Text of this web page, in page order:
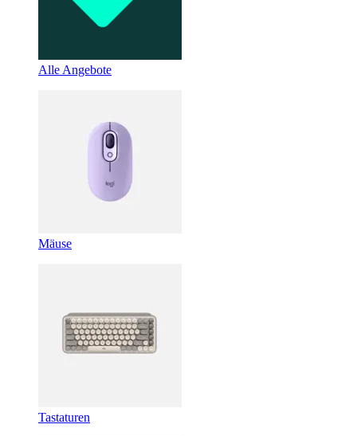
Alle Angebote
Mäuse
Tastaturen